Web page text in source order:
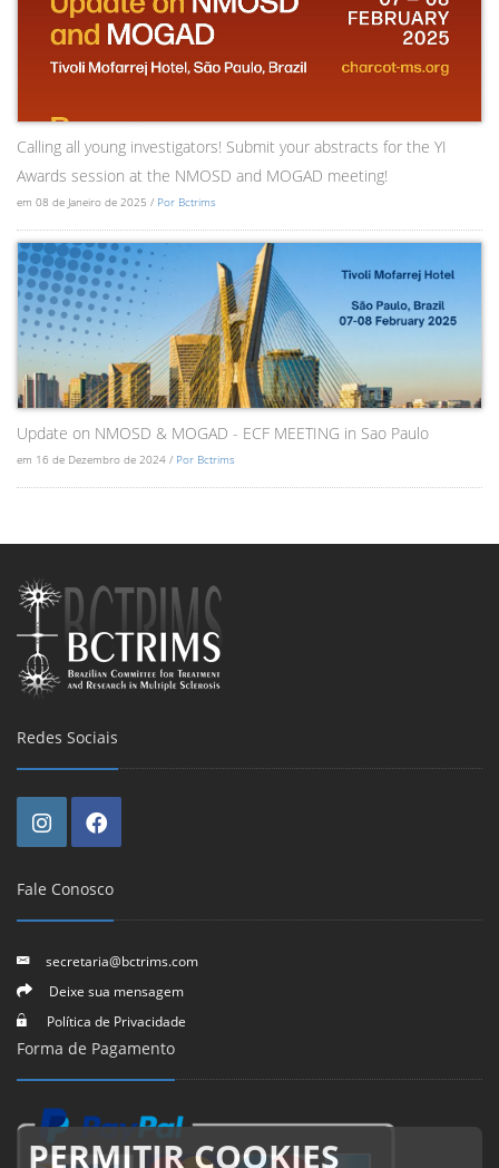
Calling all young investigators! Submit your abstracts for the YI
Awards session at the NMOSD and MOGAD meeting!
em 08 de Janeiro de 2025 / Por Bctrims
Update on NMOSD & MOGAD - ECF MEETING in Sao Paulo
em 16 de Dezembro de 2024 / Por Bctrims
Redes Sociais
Fale Conosco
secretaria@bctrims.com
Deixe sua mensagem
Política de Privacidade
Forma de Pagamento
PERMITIR COOKIES